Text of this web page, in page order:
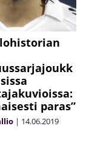
paras”
| 14.06.2019